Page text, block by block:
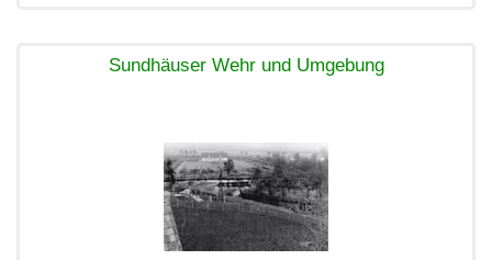
Sundhäuser Wehr und Umgebung